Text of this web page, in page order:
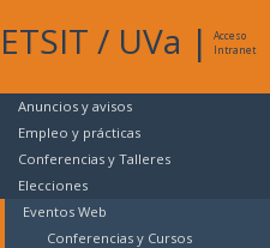
ETSIT / UVa |
Acceso
Intranet
Anuncios y avisos
Empleo y prácticas
Conferencias y Talleres
Elecciones
Eventos Web
Conferencias y Cursos